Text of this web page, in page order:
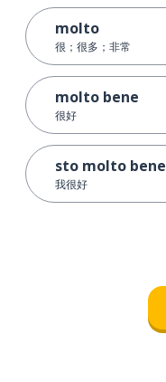
molto
很；很多；非常
molto bene
很好
sto molto bene
我很好